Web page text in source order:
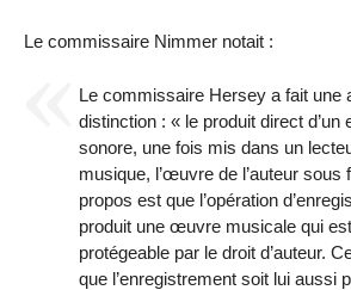
Le commissaire Nimmer notait :
Le commissaire Hersey a fait une
distinction : « le produit direct d’un
sonore, une fois mis dans un
musique, l’œuvre de l’auteur sous
propos est que l’opération
produit une œuvre musicale qui
protégeable par le droit d’auteur.
que l’enregistrement soit lui aussi